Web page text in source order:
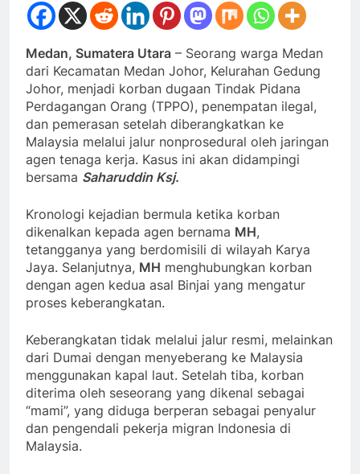
Medan, Sumatera Utara – Seorang warga Medan
dari Kecamatan Medan Johor, Kelurahan Gedung
Johor, menjadi korban dugaan Tindak Pidana
Perdagangan Orang (TPPO), penempatan ilegal,
dan pemerasan setelah diberangkatkan ke
Malaysia melalui jalur nonprosedural oleh jaringan
agen tenaga kerja. Kasus ini akan didampingi
bersama Saharuddin Ksj.
Kronologi kejadian bermula ketika korban
dikenalkan kepada agen bernama MH,
tetangganya yang berdomisili di wilayah Karya
Jaya. Selanjutnya, MH menghubungkan korban
dengan agen kedua asal Binjai yang mengatur
proses keberangkatan.
Keberangkatan tidak melalui jalur resmi, melainkan
dari Dumai dengan menyeberang ke Malaysia
menggunakan kapal laut. Setelah tiba, korban
diterima oleh seseorang yang dikenal sebagai
“mami”, yang diduga berperan sebagai penyalur
dan pengendali pekerja migran Indonesia di
Malaysia.